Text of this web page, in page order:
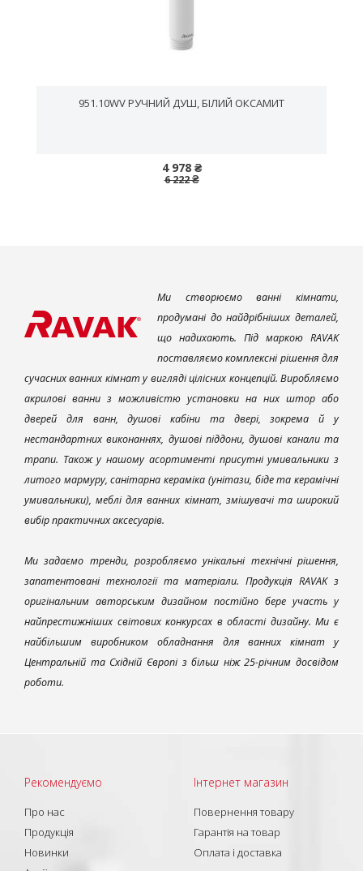
951.10WV РУЧНИЙ ДУШ, БІЛИЙ ОКСАМИТ
4 978 ₴
6 222 ₴
Ми створюємо ванні кімнати,
продумані до найдрібніших деталей,
що надихають. Під маркою RAVAK
поставляємо комплексні рішення для
сучасних ванних кімнат у вигляді цілісних концепцій. Виробляємо
акрилові ванни з можливістю установки на них штор або
дверей для ванн, душові кабіни та двері, зокрема й у
нестандартних виконаннях, душові піддони, душові канали та
трапи. Також у нашому асортименті присутні умивальники з
литого мармуру, санітарна кераміка (унітази, біде та керамічні
умивальники), меблі для ванних кімнат, змішувачі та широкий
вибір практичних аксесуарів.
Ми задаємо тренди, розробляємо унікальні технічні рішення,
запатентовані технології та матеріали. Продукція RAVAK з
оригінальним авторським дизайном постійно бере участь у
найпрестижніших світових конкурсах в області дизайну. Ми є
найбільшим виробником обладнання для ванних кімнат у
Центральній та Східній Європі з більш ніж 25-річним досвідом
роботи.
Рекомендуємо
Про нас
Продукція
Новинки
Інтернет магазин
Повернення товару
Гарантія на товар
Оплата і доставка